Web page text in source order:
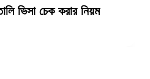
ভিসা চেক করার নিয়ম